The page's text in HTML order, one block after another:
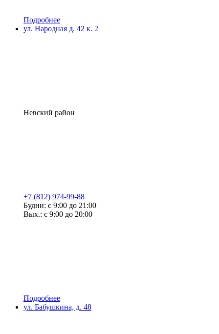
Подробнее
ул. Народная д. 42 к. 2
Невский район
+7 (812) 974-99-88
Будни: с 9:00 до 21:00
Вых.: с 9:00 до 20:00
Подробнее
ул. Бабушкина, д. 48